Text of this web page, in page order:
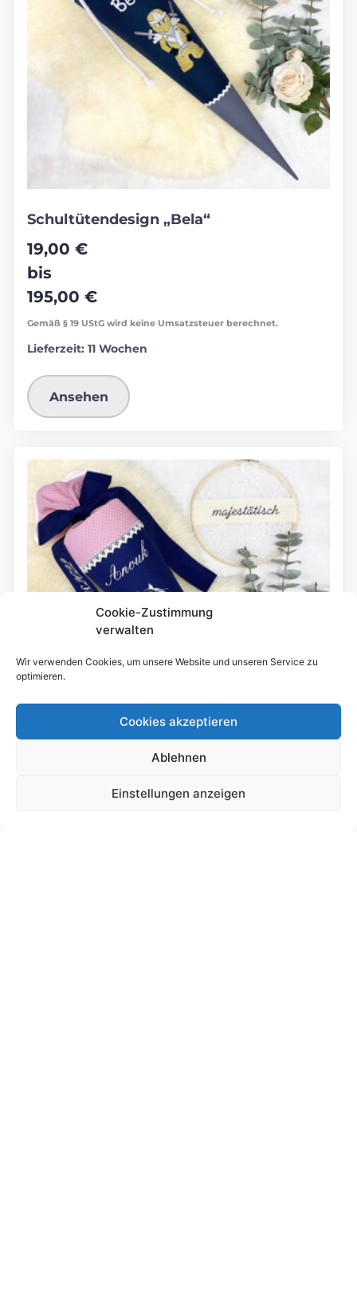
Cookie-Zustimmung
verwalten
Wir verwenden Cookies, um unsere Website und unseren Service zu
optimieren.
Cookies akzeptieren
Ablehnen
Einstellungen anzeigen
Schultütendesign „Bela“
19,00 €
bis
195,00 €
Gemäß § 19 UStG wird keine Umsatzsteuer berechnet.
Lieferzeit: 11 Wochen
Ansehen
Schultütendesign „Anouk“ Pferd